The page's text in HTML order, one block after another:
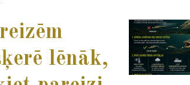
lēnāk,